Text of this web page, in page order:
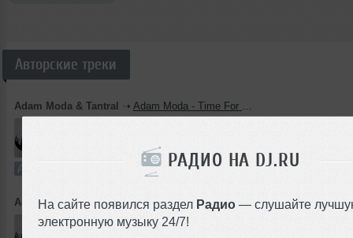
РАДИО НА DJ.RU
На сайте появился раздел Радио — слушайте
электронную музыку 24/7!
Авторские треки
Adam Moda & Tantral ➝ Adam Moda - Time For Change (Original Mix) [CUT]
181 раз
Авторский трек В плейлист (в 3 плейлистах)
Adam Moda & Tantral ➝Adam Moda - In Glow (CUT)